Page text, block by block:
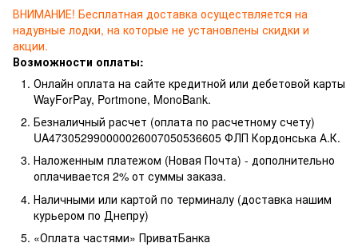
ВНИМАНИЕ! Бесплатная доставка осуществляется на
надувные лодки, на которые не установлены скидки и
акции.
Возможности оплаты:
Онлайн оплата на сайте кредитной или дебетовой карты
WayForPay, Portmone, MonoBank.
Безналичный расчет (оплата по расчетному счету)
UA473052990000026007050536605 ФЛП Кордонська А.К.
Наложенным платежом (Новая Почта) - дополнительно
оплачивается 2% от суммы заказа.
Наличными или картой по терминалу (доставка нашим
курьером по Днепру)
«Оплата частями» ПриватБанка